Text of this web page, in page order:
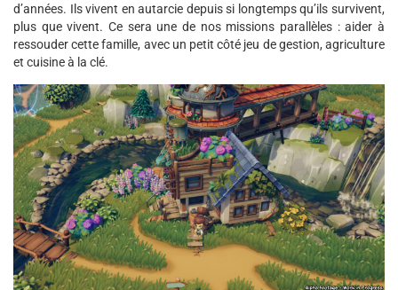
d’années. Ils vivent en autarcie depuis si longtemps qu’ils survivent,
plus que vivent. Ce sera une de nos missions parallèles : aider à
ressouder cette famille, avec un petit côté jeu de gestion, agriculture
et cuisine à la clé.